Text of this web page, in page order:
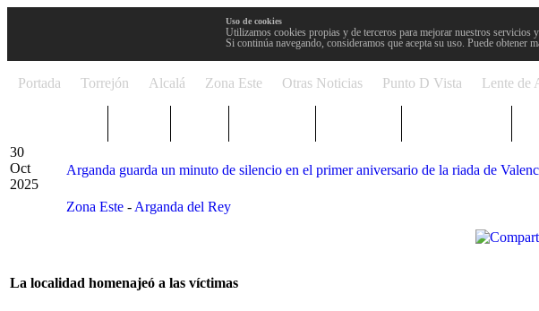
Uso de cookies
Utilizamos cookies propias y de terceros para mejorar nuestros servicios
Si continúa navegando, consideramos que acepta su uso. Puede
Portada Torrejón Alcalá Zona Este Otras Noticias Punto D Vista Lente de
30
Oct
2025
Arganda guarda un minuto de silencio en el primer aniversario de la riada de
Zona Este - Arganda del Rey
La localidad homenajeó a las víctimas